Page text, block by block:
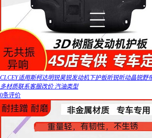
CLCEY适用斯柯达明锐昊锐发动机下护板昕锐昕动晶锐野
多材质联系客服改价 汽油类型
0条评价